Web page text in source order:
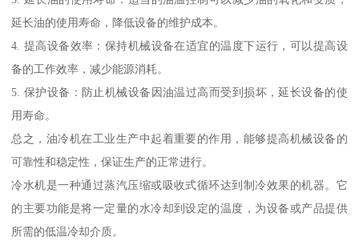
延长油的使用寿命，降低设备的维护成本。
4. 提高设备效率：保持机械设备在适宜的温度下运行，可以提高设
备的工作效率，减少能源消耗。
5. 保护设备：防止机械设备因油温过高而受到损坏，延长设备的使
用寿命。
总之，油冷机在工业生产中起着重要的作用，能够提高机械设备的
可靠性和稳定性，保证生产的正常进行。
冷水机是一种通过蒸汽压缩或吸收式循环达到制冷效果的机器。它
的主要功能是将一定量的水冷却到设定的温度，为设备或产品提供
所需的低温冷却介质。